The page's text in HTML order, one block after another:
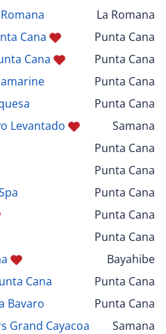
La Romana
Cana
Punta Cana
Cana
Punta Cana
Punta Cana
Punta Cana
Levantado
Samana
Punta Cana
Punta Cana
Punta Cana
Punta Cana
Punta Cana
Bayahibe
Cana
Punta Cana
Bavaro
Punta Cana
Grand Cayacoa
Samana